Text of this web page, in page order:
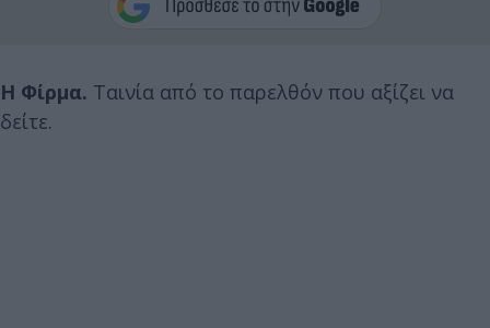
Η Φίρμα. Tαινία από το παρελθόν που αξίζει να
δείτε.